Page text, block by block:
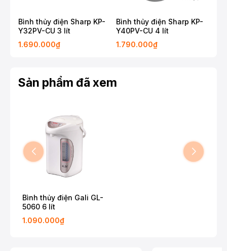
Bình thủy điện Sharp KP-
Y32PV-CU 3 lít
1.690.000₫
Bình thủy điện Sharp KP-
Y40PV-CU 4 lít
1.790.000₫
Sản phẩm đã xem
Bình thủy điện Gali GL-
5060 6 lít
1.090.000₫